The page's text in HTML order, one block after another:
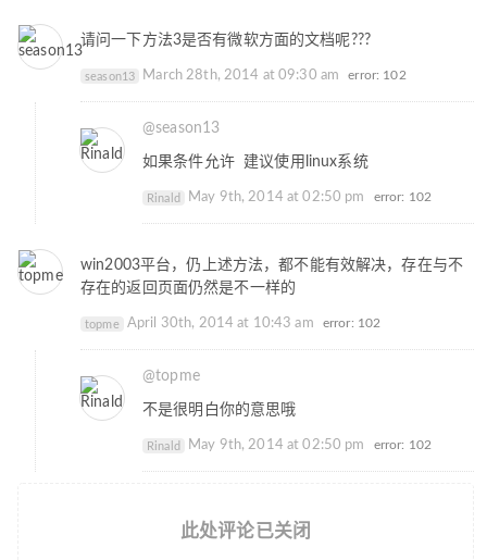
请问一下方法3是否有微软方面的文档呢???
season13 March 28th, 2014 at 09:30 am error: 102
@season13
如果条件允许 建议使用linux系统
Rinald May 9th, 2014 at 02:50 pm error: 102
win2003平台，仍上述方法，都不能有效解决，存在与不
存在的返回页面仍然是不一样的
topme April 30th, 2014 at 10:43 am error: 102
@topme
不是很明白你的意思哦
Rinald May 9th, 2014 at 02:50 pm error: 102
此处评论已关闭